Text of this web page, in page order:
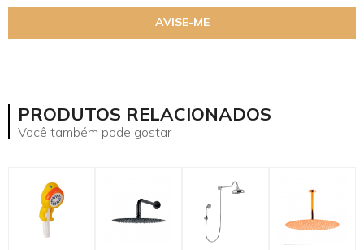
AVISE-ME
PRODUTOS RELACIONADOS
Você também pode gostar